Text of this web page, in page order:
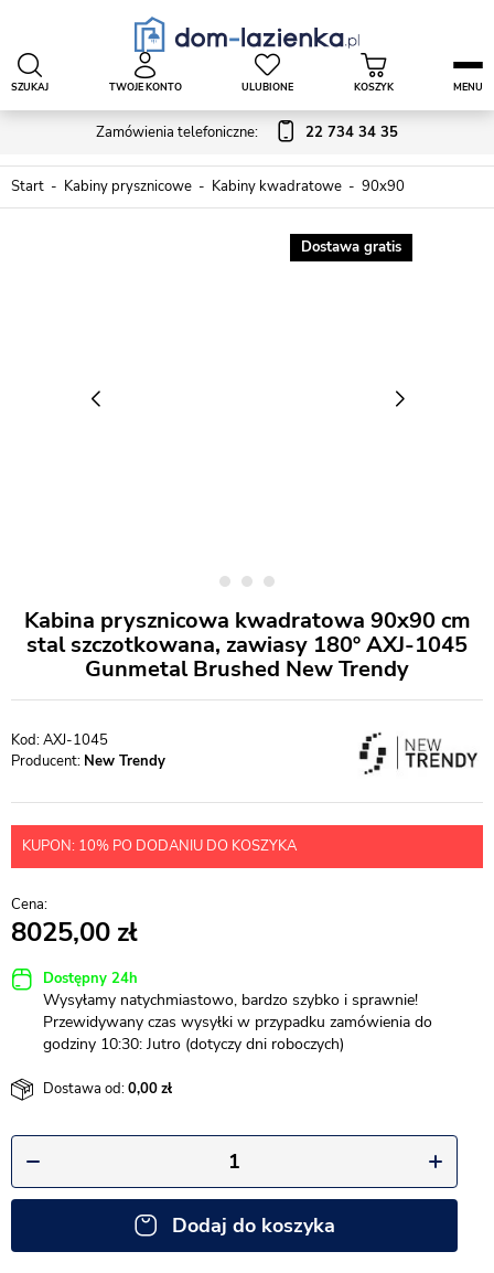
Zamówienia telefoniczne: 22 734 34 35
SZUKAJ TWOJE KONTO ULUBIONE KOSZYK MENU
Start Kabiny prysznicowe Kabiny kwadratowe 90x90
Dostawa gratis
Kabina prysznicowa kwadratowa 90x90 cm
stal szczotkowana, zawiasy 180º AXJ-1045
Gunmetal Brushed New Trendy
AXJ-1045
Producent: New Trendy
KUPON: 10% PO DODANIU DO KOSZYKA
8025,00
Dostępny 24h
Wysyłamy natychmiastowo, bardzo szybko i sprawnie!
Przewidywany czas wysyłki w przypadku zamówienia do
godziny 10:30: Jutro (dotyczy dni roboczych)
Dostawa od:0,00
Dodaj do koszyka